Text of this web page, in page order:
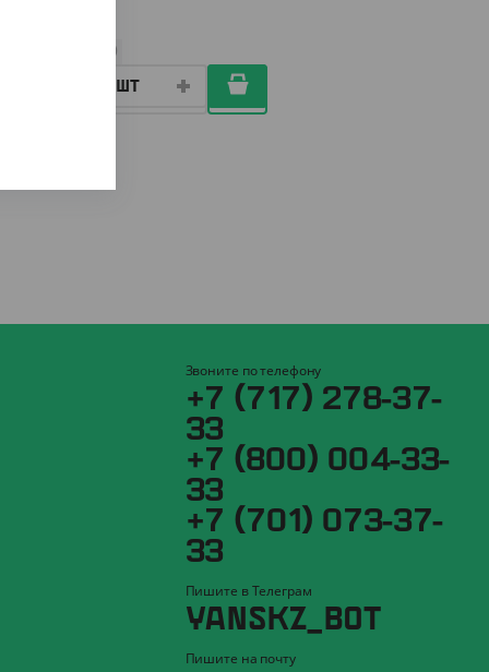
КОР (6)
Звоните по телефону
+7 (717) 278-37-
33
+7 (800) 004-33-
33
+7 (701) 073-37-
33
Пишите в Телеграм
YANSKZ_BOT
Пишите на почту